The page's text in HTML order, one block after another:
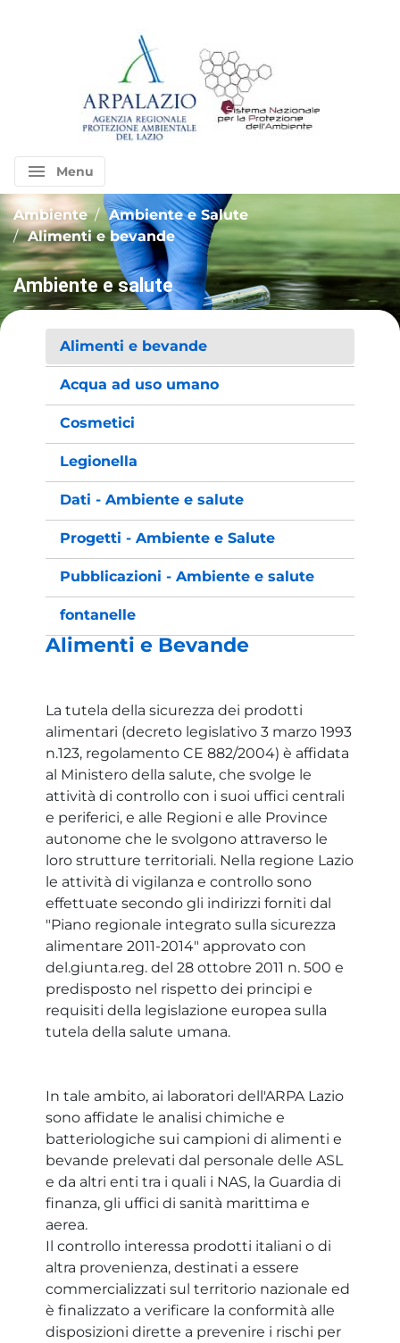
menu Menu
Ambiente
Ambiente e Salute
Alimenti e bevande
Ambiente e salute
Alimenti e bevande
Acqua ad uso umano
Cosmetici
Legionella
Dati - Ambiente e salute
Progetti - Ambiente e Salute
Pubblicazioni - Ambiente e salute
fontanelle
Alimenti e Bevande
La tutela della sicurezza dei prodotti
alimentari (decreto legislativo 3 marzo 1993
n.123, regolamento CE 882/2004) è affidata
al Ministero della salute, che svolge le
attività di controllo con i suoi uffici centrali
e periferici, e alle Regioni e alle Province
autonome che le svolgono attraverso le
loro strutture territoriali. Nella regione Lazio
le attività di vigilanza e controllo sono
effettuate secondo gli indirizzi forniti dal
"Piano regionale integrato sulla sicurezza
alimentare 2011-2014" approvato con
del.giunta.reg. del 28 ottobre 2011 n. 500 e
predisposto nel rispetto dei principi e
requisiti della legislazione europea sulla
tutela della salute umana.
In tale ambito, ai laboratori dell'ARPA Lazio
sono affidate le analisi chimiche e
batteriologiche sui campioni di alimenti e
bevande prelevati dal personale delle ASL
e da altri enti tra i quali i NAS, la Guardia di
finanza, gli uffici di sanità marittima e
aerea.
Il controllo interessa prodotti italiani o di
altra provenienza, destinati a essere
commercializzati sul territorio nazionale ed
è finalizzato a verificare la conformità alle
disposizioni dirette a prevenire i rischi per